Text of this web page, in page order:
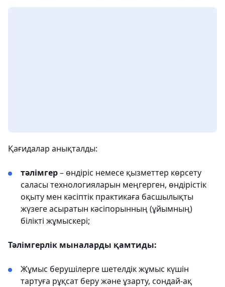
Қағидалар анықталды:
тәлімгер– өндіріс немесе қызметтер көрсету
саласы технологияларын меңгерген, өндірістік
оқыту мен кәсіптік практикаға басшылықты
жүзеге асыратын кәсіпорынның (ұйымның)
білікті жұмыскері;
Тәлімгерлік мыналарды қамтиды:
Жұмыс берушілерге шетелдік жұмыс күшін
тартуға рұқсат беру және ұзарту, сондай-ақ